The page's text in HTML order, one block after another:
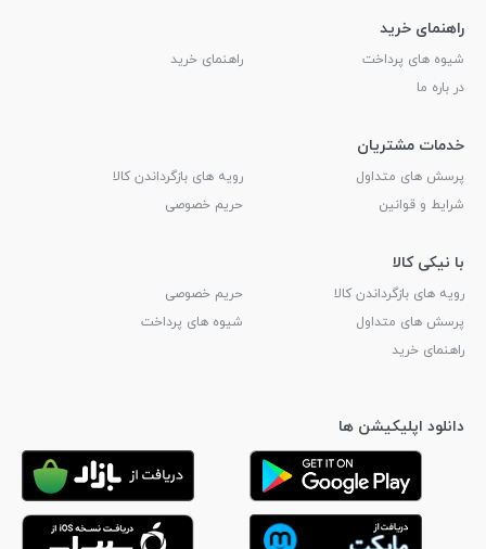
راهنمای خرید
شیوه های پرداخت
راهنمای خرید
در باره ما
خدمات مشتریان
پرسش های متداول
رویه های بازگرداندن کالا
شرایط و قوانین
حریم خصوصی
با نیکی کالا
رویه های بازگرداندن کالا
حریم خصوصی
پرسش های متداول
شیوه های پرداخت
راهنمای خرید
دانلود اپلیکیشن ها